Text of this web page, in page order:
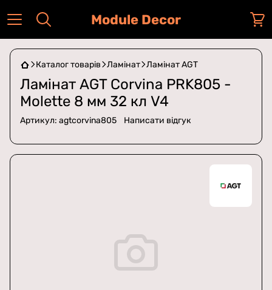
Module Decor
Каталог товарів Ламінат Ламінат AGT
Ламінат AGT Corvina PRK805 -
Molette 8 мм 32 кл V4
Артикул: agtcorvina805 Написати відгук